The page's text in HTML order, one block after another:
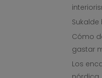
Cómo
gastar
Los